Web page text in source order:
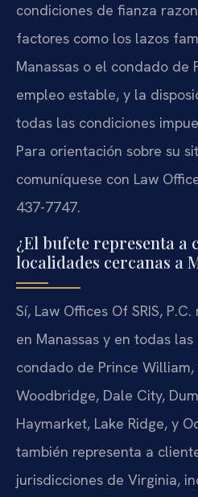
condiciones de fianza
factores como los lazos
Manassas o el condado de
empleo estable, y la
todas las condiciones
Para orientación sobre su
comuníquese con Law
437-7747.
¿El bufete representa a
localidades cercanas a
Sí, Law Offices Of SRIS,
en Manassas y en todas
condado de Prince
Woodbridge, Dale City,
Haymarket, Lake Ridge, y
también representa a
jurisdicciones de Virginia,